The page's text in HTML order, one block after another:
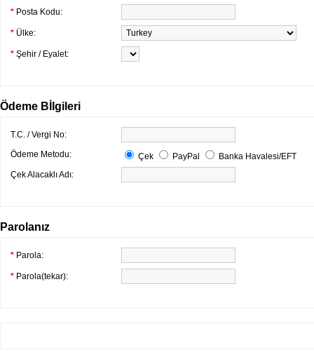
* Posta Kodu:
* Ülke:
* Şehir / Eyalet:
Ödeme Bİlgileri
T.C. / Vergi No:
Ödeme Metodu:
Çek PayPal
Banka Havalesi/EFT
Çek Alacaklı Adı:
Parolanız
* Parola:
* Parola(tekar):